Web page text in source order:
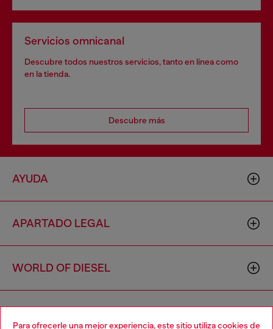
Para ofrecerle una mejor experiencia, este sitio utiliza cookies de
Servicios omnicanal
Descubre todos nuestros servicios, tanto en línea como
en la tienda.
Descubre más
AYUDA
APARTADO LEGAL
WORLD OF DIESEL